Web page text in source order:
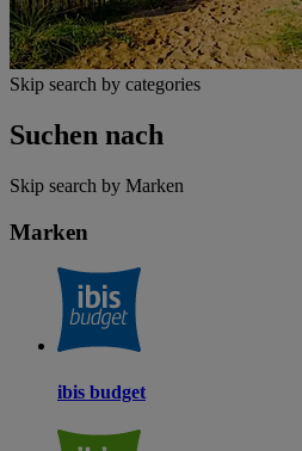
Skip search by categories
Suchen nach
Skip search by Marken
Marken
ibis budget